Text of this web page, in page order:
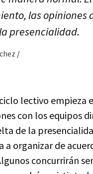
las opiniones
presencialidad.
/
lectivo empieza
con los equipos
de la
a organizar de
concurrirán